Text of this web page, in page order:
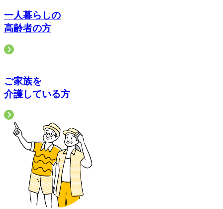
一人暮らしの
高齢者の方
ご家族を
介護している方